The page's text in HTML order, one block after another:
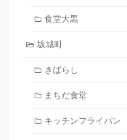
食堂大黒
坂城町
きばらし
まちだ食堂
キッチンフライパン